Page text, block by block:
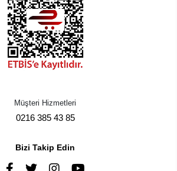
Müşteri Hizmetleri
0216 385 43 85
Bizi Takip Edin